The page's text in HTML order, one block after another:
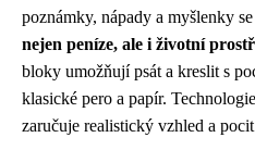
poznámky, nápady a myšlenky
nejen peníze, ale i životní
bloky umožňují psát a kreslit s
klasické pero a papír.
zaručuje realistický vzhled a